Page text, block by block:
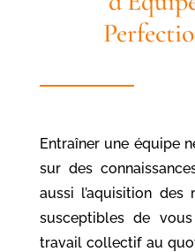
Entraîner une équipe
sur des
aussi l’aquisition
susceptibles de
travail collectif au